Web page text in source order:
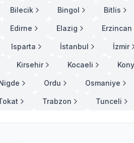
Bilecik Bingol Bitlis
Edirne Elazig Erzincan
Isparta İstanbul İzmir
Kirsehir Kocaeli
Ordu Osmaniye
Trabzon Tunceli